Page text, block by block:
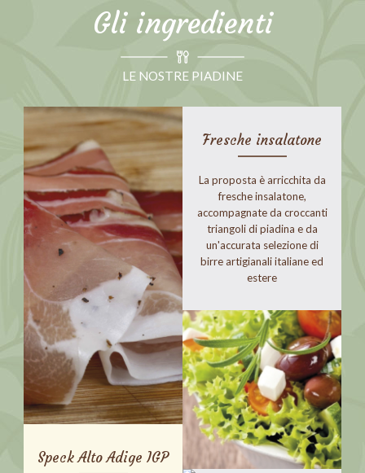
Gli ingredienti
LE NOSTRE PIADINE
Speck Alto Adige IGP
Fresche insalatone
La proposta è arricchita da
fresche insalatone,
accompagnate da croccanti
triangoli di piadina e da
un'accurata selezione di
birre artigianali italiane ed
estere